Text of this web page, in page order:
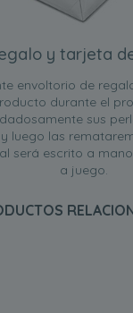
y tarjeta
envoltorio de
durante el
sus
luego las
será escrito a
a juego.